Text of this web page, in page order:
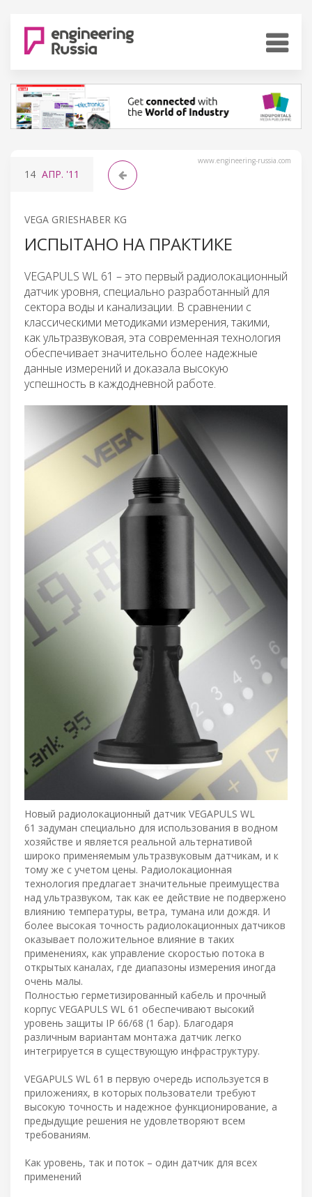
www.engineering-russia.com
14 АПР. '11
VEGA GRIESHABER KG
ИСПЫТАНО НА ПРАКТИКЕ
VEGAPULS WL 61 – это первый радиолокационный
датчик уровня, специально разработанный для
сектора воды и канализации. В сравнении с
классическими методиками измерения, такими,
как ультразвуковая, эта современная технология
обеспечивает значительно более надежные
данные измерений и доказала высокую
успешность в каждодневной работе.
Новый радиолокационный датчик VEGAPULS WL
61 задуман специально для использования в водном
хозяйстве и является реальной альтернативой
широко применяемым ультразвуковым датчикам, и к
тому же с учетом цены. Радиолокационная
технология предлагает значительные преимущества
над ультразвуком, так как ее действие не подвержено
влиянию температуры, ветра, тумана или дождя. И
более высокая точность радиолокационных датчиков
оказывает положительное влияние в таких
применениях, как управление скоростью потока в
открытых каналах, где диапазоны измерения иногда
очень малы.
Полностью герметизированный кабель и прочный
корпус VEGAPULS WL 61 обеспечивают высокий
уровень защиты IP 66/68 (1 бар). Благодаря
различным вариантам монтажа датчик легко
интегрируется в существующую инфраструктуру.
VEGAPULS WL 61 в первую очередь используется в
приложениях, в которых пользователи требуют
высокую точность и надежное функционирование, а
предыдущие решения не удовлетворяют всем
требованиям.
Как уровень, так и поток – один датчик для всех
применений